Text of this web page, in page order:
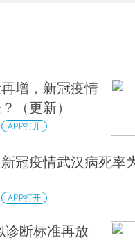
增，新冠疫情
（更新）
APP打开
冠疫情武汉病死率
APP打开
诊断标准再放